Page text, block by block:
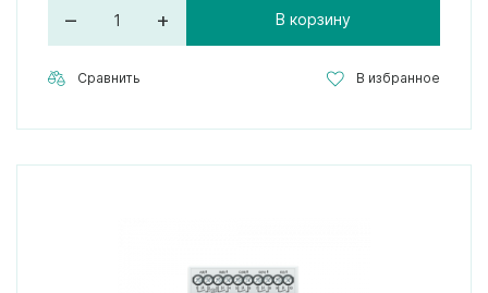
– + В корзину
Сравнить В избранное